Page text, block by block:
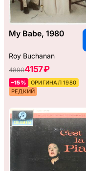
My Babe, 1980
Roy Buchanan
48904157 ₽
–15%
ОРИГИНАЛ 1980
РЕДКИЙ